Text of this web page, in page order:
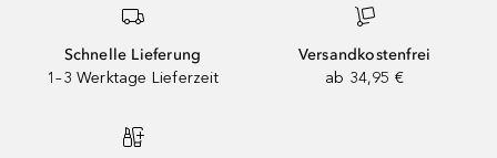
Schnelle Lieferung
1–3 Werktage Lieferzeit
Versandkostenfrei
ab 34,95 €